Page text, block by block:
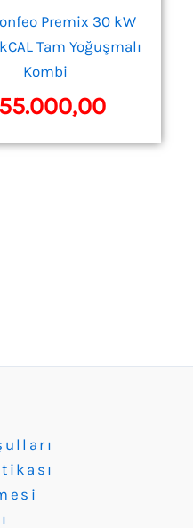
Premix 30 kW
Tam Yoğuşmalı
Kombi